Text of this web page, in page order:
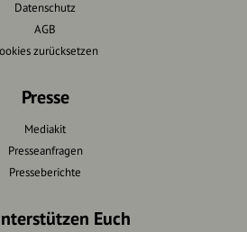
Datenschutz
AGB
zurücksetzen
Presse
Mediakit
Presseanfragen
Presseberichte
Euch